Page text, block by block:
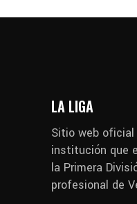
LA LIGA
Sitio web oficial
institución que
la Primera
profesional de